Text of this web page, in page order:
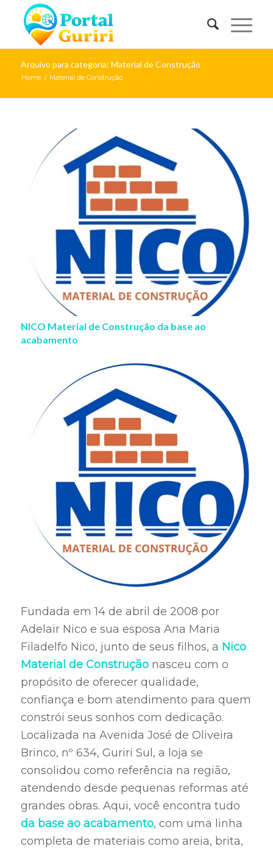
Arquivo para categoria: Material de Construção
Home / Material de Construção
NICO Material de Construção da base ao
acabamento
Fundada em 14 de abril de 2008 por
Adelair Nico e sua esposa Ana Maria
Filadelfo Nico, junto de seus filhos, a Nico
Material de Construçãonasceu com o
propósito de oferecer qualidade,
confiança e bom atendimento para quem
constrói seus sonhos com dedicação.
Localizada na Avenida José de Oliveira
Brinco, nº 634, Guriri Sul, a loja se
consolidou como referência na região,
atendendo desde pequenas reformas até
grandes obras. Aqui, você encontra tudo
da base ao acabamento, com uma linha
completa de materiais como areia, brita,